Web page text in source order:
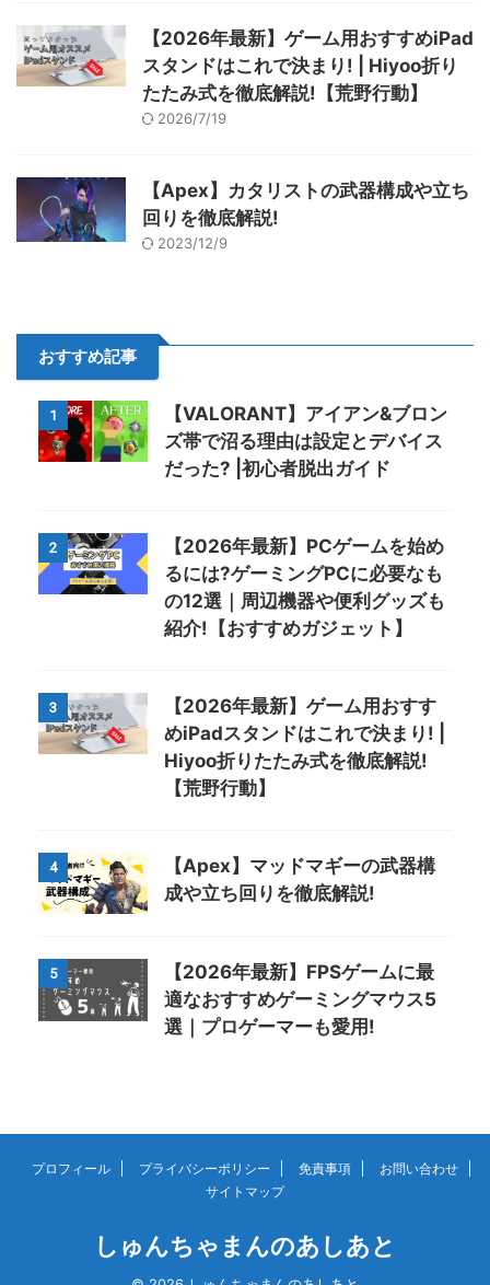
【2026年最新】ゲーム用おすすめiPad
スタンドはこれで決まり! | Hiyoo折り
たたみ式を徹底解説!【荒野行動】
2026/7/19
【Apex】カタリストの武器構成や立ち
回りを徹底解説!
2023/12/9
おすすめ記事
1
【VALORANT】アイアン&ブロン
ズ帯で沼る理由は設定とデバイス
だった? |初心者脱出ガイド
2
【2026年最新】PCゲームを始め
るには?ゲーミングPCに必要なも
の12選｜周辺機器や便利グッズも
紹介!【おすすめガジェット】
3
【2026年最新】ゲーム用おすす
めiPadスタンドはこれで決まり! |
Hiyoo折りたたみ式を徹底解説!
【荒野行動】
4
【Apex】マッドマギーの武器構
成や立ち回りを徹底解説!
5
【2026年最新】FPSゲームに最
適なおすすめゲーミングマウス5
選｜プロゲーマーも愛用!
プロフィール プライバシーポリシー 免責事項
お問い合わせ
サイトマップ
しゅんちゃまんのあしあと